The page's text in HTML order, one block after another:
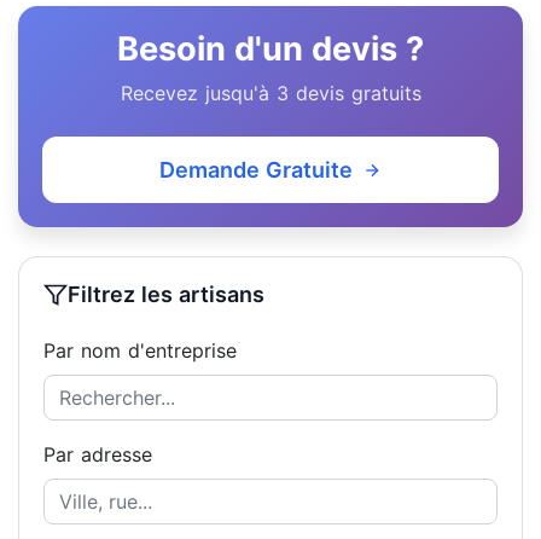
Besoin d'un devis ?
Recevez jusqu'à 3 devis gratuits
Demande Gratuite
Filtrez les artisans
Par nom d'entreprise
Par adresse